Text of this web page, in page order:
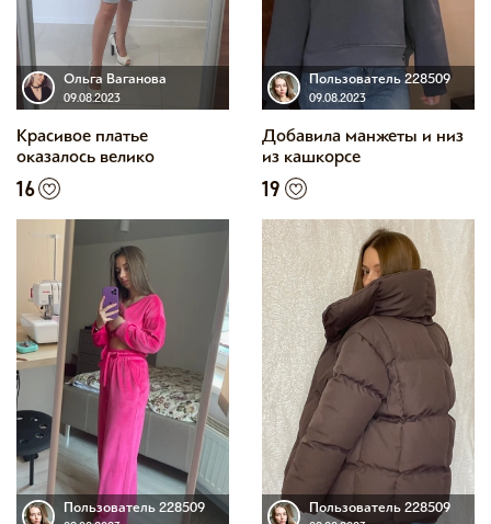
Ольга Ваганова
09.08.2023
Красивое платье
оказалось велико
16
Пользователь 228509
09.08.2023
Добавила манжеты и низ
из кашкорсе
19
Пользователь 228509 Пользователь 228509